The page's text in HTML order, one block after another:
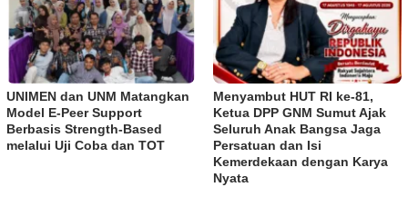
UNIMEN dan UNM Matangkan
Model E-Peer Support
Berbasis Strength-Based
melalui Uji Coba dan TOT
Menyambut HUT RI ke-81,
Ketua DPP GNM Sumut Ajak
Seluruh Anak Bangsa Jaga
Persatuan dan Isi
Kemerdekaan dengan Karya
Nyata